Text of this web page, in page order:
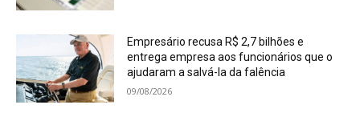
Empresário recusa R$ 2,7 bilhões e
entrega empresa aos funcionários que o
ajudaram a salvá-la da falência
09/08/2026